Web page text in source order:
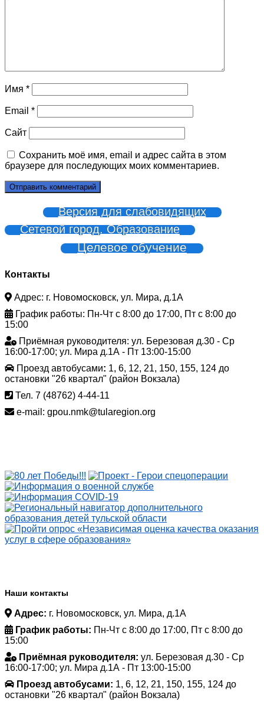
Имя *
Email *
Сайт
Сохранить моё имя, email и адрес сайта в этом
браузере для последующих моих комментариев.
Версия для слабовидящих
Сетевой город. Образование
Целевое обучение
Контакты
Адрес: г. Новомосковск, ул. Мира, д.1А
График работы: Пн-Чт с 8:00 до 17:00, Пт с 8:00 до
15:00
Приёмная руководителя: ул. Березовая д.30 - Ср
16:00-17:00; ул. Мира д.1А - Пт 13:00-15:00
Проезд автобусами: 1, 6, 12, 21, 150, 155, 124 до
остановки "26 квартал" (район Вокзала)
Тел. 7 (48762) 4-44-11
e-mail: gpou.nmk@tularegion.org
Наши контакты
Адрес: г. Новомосковск, ул. Мира, д.1А
График работы: Пн-Чт с 8:00 до 17:00, Пт с 8:00 до
15:00
Приёмная руководителя: ул. Березовая д.30 - Ср
16:00-17:00; ул. Мира д.1А - Пт 13:00-15:00
Проезд автобусами: 1, 6, 12, 21, 150, 155, 124 до
остановки "26 квартал" (район Вокзала)